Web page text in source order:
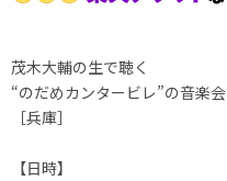
茂木大輔の生で聴く
“のだめカンタービレ”の音楽会
［兵庫］
【日時】